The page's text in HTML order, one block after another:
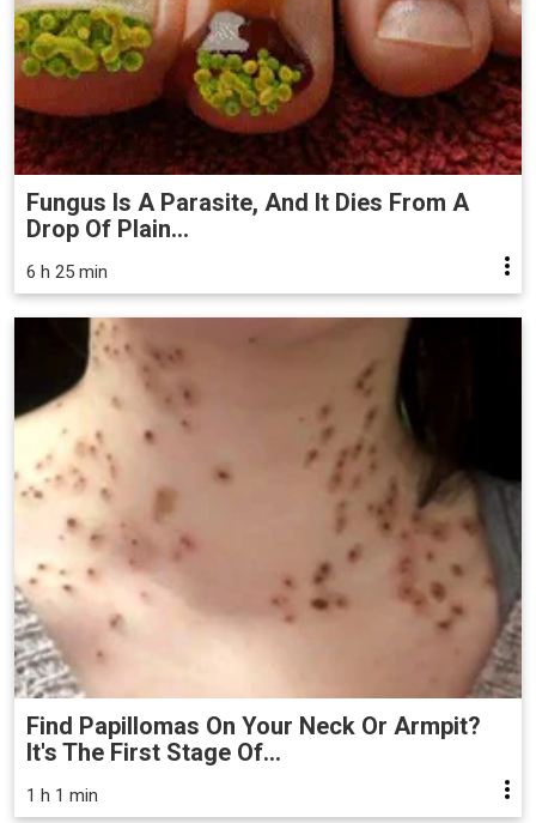
Fungus Is A Parasite, And It Dies From A
Drop Of Plain...
6 h 25 min
Find Papillomas On Your Neck Or Armpit?
It's The First Stage Of...
1 h 1 min